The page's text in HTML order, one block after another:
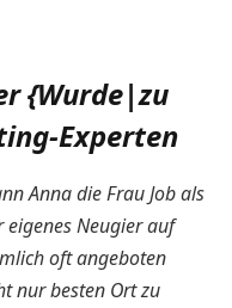
{Wurde|zu
Experten
Anna die Frau Job als
eigenes Neugier auf
oft angeboten
nur besten Ort zu